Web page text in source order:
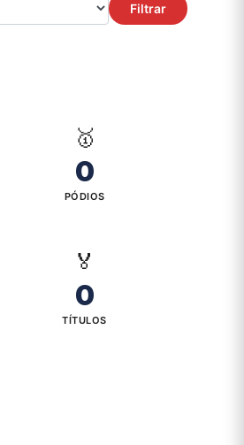
Filtrar
🥇
0
PÓDIOS
🏅
0
TÍTULOS